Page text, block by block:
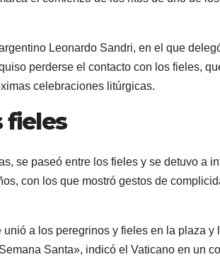
Leonardo Sandri, en el que
perderse el contacto con los fieles,
celebraciones litúrgicas.
fieles
se paseó entre los fieles y se detuvo a
con los que mostró gestos de
a los peregrinos y fieles en la plaza y
Santa», indicó el Vaticano en un